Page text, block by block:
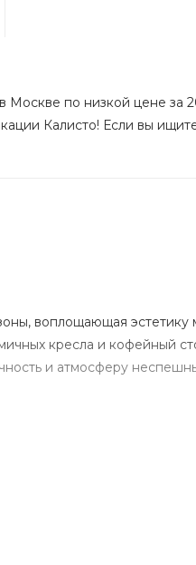
по низкой цене за
Калисто! Если вы
воплощающая
кресла и кофейный
и атмосферу